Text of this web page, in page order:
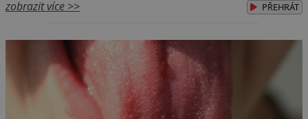
konečně naději na klidnější život? Spatřit
přírodě je kvůli pašerákům čím dál vzácnější.
Loveni a usmrcováni jsou tito roztomilí, hmyz
požírající, tvorové […]
zobrazit více >> PŘEHRÁT